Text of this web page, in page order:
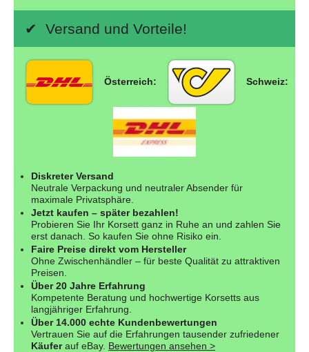
✔ Versand und Vorteile!
Österreich: Schweiz:
Diskreter Versand
Neutrale Verpackung und neutraler Absender für
maximale Privatsphäre.
Jetzt kaufen – später bezahlen!
Probieren Sie Ihr Korsett ganz in Ruhe an und zahlen Sie
erst danach. So kaufen Sie ohne Risiko ein.
Faire Preise direkt vom Hersteller
Ohne Zwischenhändler – für beste Qualität zu attraktiven
Preisen.
Über 20 Jahre Erfahrung
Kompetente Beratung und hochwertige Korsetts aus
langjähriger Erfahrung.
Über 14.000 echte Kundenbewertungen
Vertrauen Sie auf die Erfahrungen tausender zufriedener
Käuferauf eBay. Bewertungen ansehen >